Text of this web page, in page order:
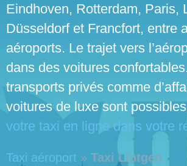
Eindhoven, Rotterdam, Paris,
Düsseldorf et Francfort, entre
aéroports. Le trajet vers
dans des voitures
transports privés comme
voitures de luxe sont
votre taxi en ligne dans votre
Taxi aéroport » Taxi Lintgen